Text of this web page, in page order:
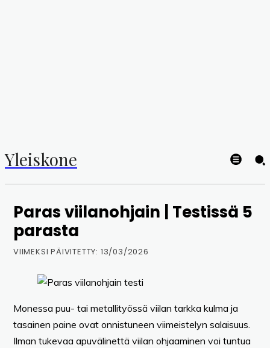
Yleiskone
Paras viilanohjain | Testissä 5
parasta
VIIMEKSI PÄIVITETTY: 13/03/2026
Monessa puu- tai metallityössä viilan tarkka kulma ja
tasainen paine ovat onnistuneen viimeistelyn salaisuus.
Ilman tukevaa apuvälinettä viilan ohjaaminen voi tuntua